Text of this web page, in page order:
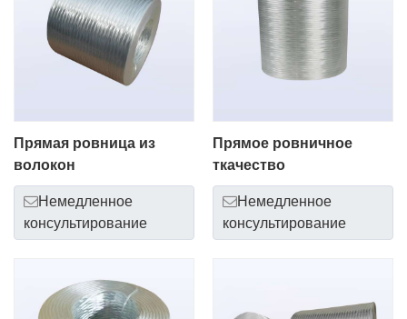
Прямая ровница из
волокон
Немедленное
консультирование
Прямое ровничное
ткачество
Немедленное
консультирование